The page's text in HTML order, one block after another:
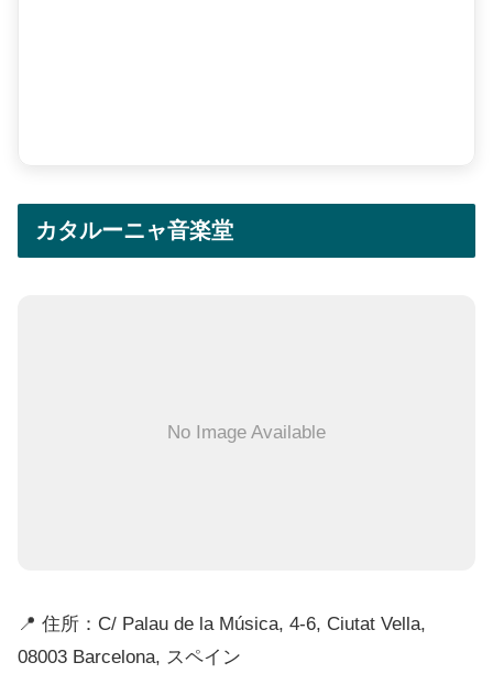
カタルーニャ音楽堂
No Image Available
📍 住所：C/ Palau de la Música, 4-6, Ciutat Vella,
08003 Barcelona, スペイン